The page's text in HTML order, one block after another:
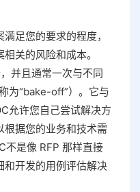
足您的要求的程度，
关的风险和成本。
并且通常一次与不同
为“bake-off”）。它与
允许您自己尝试解决方
据您的业务和技术需
不是像 RFP 那样直接
和开发的用例评估解决